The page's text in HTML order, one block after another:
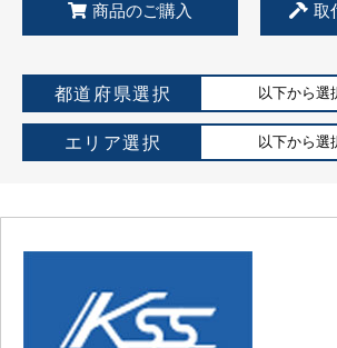
商品のご購入 取
都道府県選択 以下から選
エリア選択 以下から選